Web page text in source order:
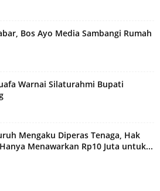
Bos Ayo Media Sambangi Rumah
Warnai Silaturahmi Bupati
Mengaku Diperas Tenaga, Hak
Menawarkan Rp10 Juta untuk...